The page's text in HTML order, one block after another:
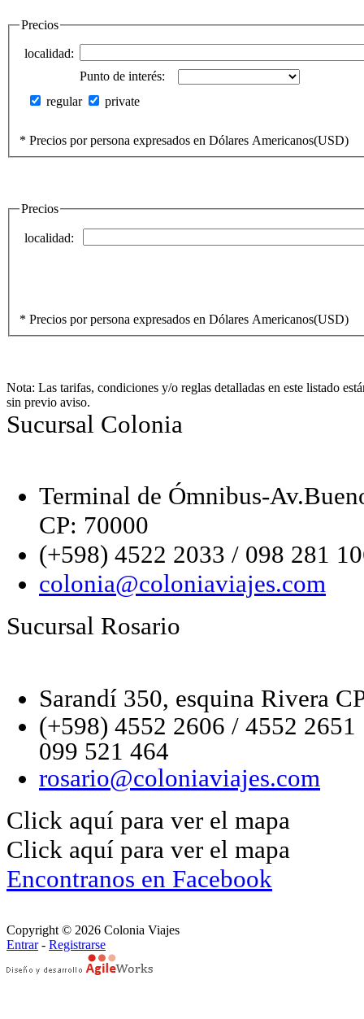
Precios
localidad:
Punto de interés:
regular
private
* Precios por persona expresados en Dólares Americanos(USD)
Precios
localidad:
* Precios por persona expresados en Dólares Americanos(USD)
Nota: Las tarifas, condiciones y/o reglas detalladas en este listado
sin previo aviso.
Sucursal Colonia
Terminal de Ómnibus-
CP: 70000
(+598) 4522 2033 / 098 281
colonia@coloniaviajes.com
Sucursal Rosario
Sarandí 350, esquina Rivera
(+598) 4552 2606 / 4552 2651
099 521 464
rosario@coloniaviajes.com
Click aquí para ver el mapa
Click aquí para ver el mapa
Encontranos en Facebook
Copyright © 2026 Colonia Viajes
Entrar- Registrarse